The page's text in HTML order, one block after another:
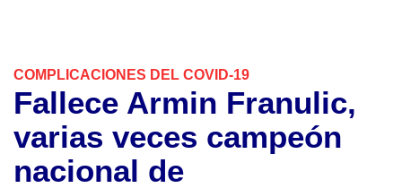
COMPLICACIONES DEL COVID-19
Fallece Armin Franulic,
varias veces campeón
nacional de